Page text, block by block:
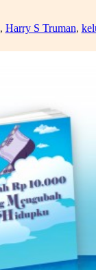
, Harry S Truman,